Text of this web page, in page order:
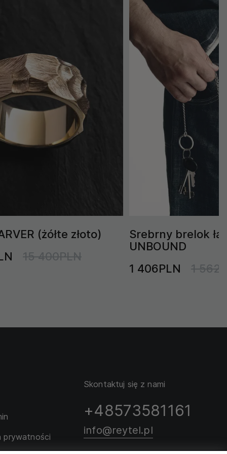
(żółte złoto)
15 400PLN
Srebrny brelok
UNBOUND
1 406PLN
1
prywatności
Skontaktuj się z nami
+48573581161
info@reytel.pl